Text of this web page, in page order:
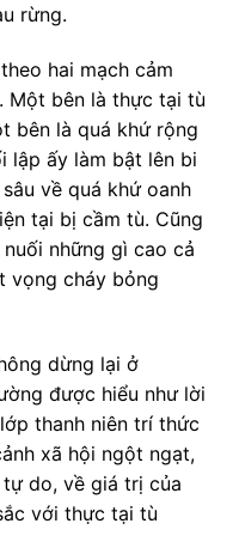
rừng.
hai mạch cảm
Một bên là thực tại tù
bên là quá khứ rộng
lập ấy làm bật lên bi
về quá khứ oanh
tại bị cầm tù. Cũng
những gì cao cả
vọng cháy bỏng
dừng lại ở
được hiểu như lời
thanh niên trí thức
xã hội ngột ngạt,
do, về giá trị của
với thực tại tù